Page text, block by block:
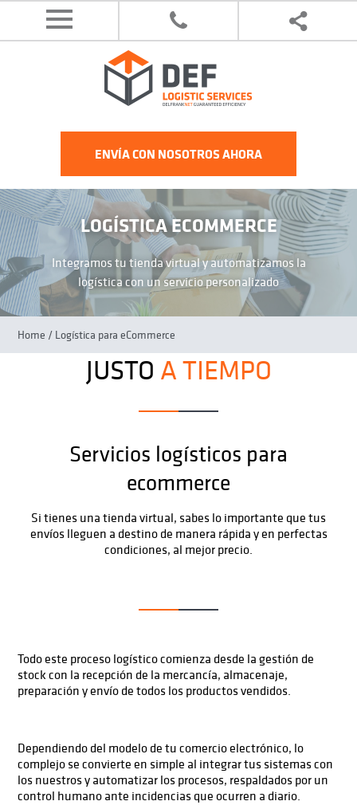
ENVÍA CON NOSOTROS AHORA
LOGÍSTICA ECOMMERCE
Integramos tu tienda virtual y automatizamos la
logística con un servicio personalizado
Home / Logística para eCommerce
JUSTO A TIEMPO
Servicios logísticos para
ecommerce
Si tienes una tienda virtual, sabes lo importante que tus
envíos lleguen a destino de manera rápida y en perfectas
condiciones, al mejor precio.
Todo este proceso logístico comienza desde la gestión de
stock con la recepción de la mercancía, almacenaje,
preparación y envío de todos los productos vendidos.
Dependiendo del modelo de tu comercio electrónico, lo
complejo se convierte en simple al integrar tus sistemas con
los nuestros y automatizar los procesos, respaldados por un
control humano ante incidencias que ocurren a diario.